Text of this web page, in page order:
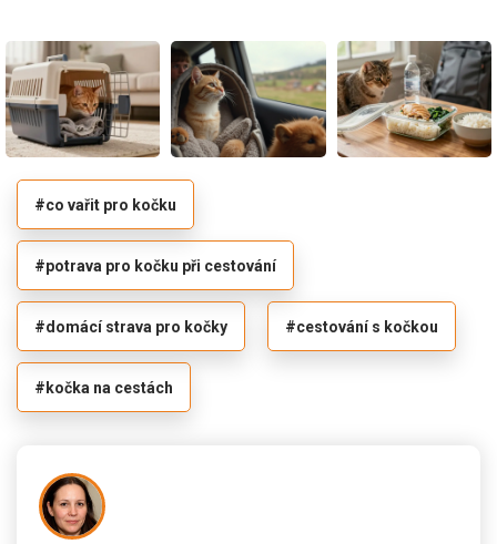
#co vařit pro kočku
#potrava pro kočku při cestování
#domácí strava pro kočky #cestování s kočkou
#kočka na cestách